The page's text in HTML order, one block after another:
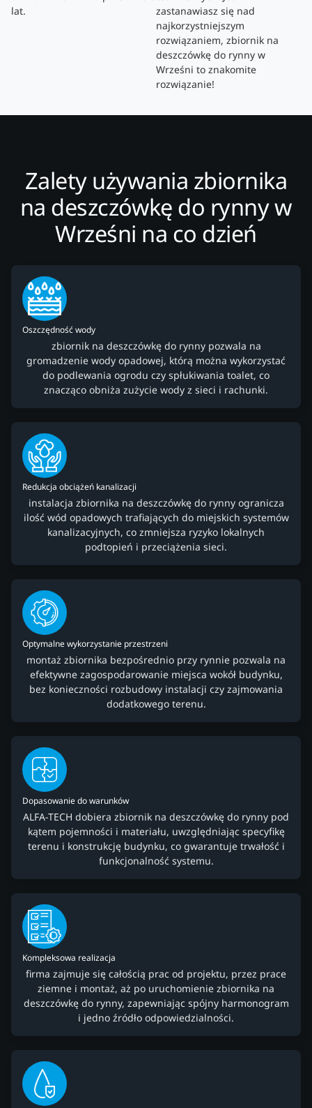
lat.
zastanawiasz się nad
najkorzystniejszym
rozwiązaniem, zbiornik na
deszczówkę do rynny w
Wrześni to znakomite
rozwiązanie!
Zalety używania zbiornika
na deszczówkę do rynny w
Wrześni na co dzień
Oszczędność wody
zbiornik na deszczówkę do rynny pozwala na
gromadzenie wody opadowej, którą można wykorzystać
do podlewania ogrodu czy spłukiwania toalet, co
znacząco obniża zużycie wody z sieci i rachunki.
Redukcja obciążeń kanalizacji
instalacja zbiornika na deszczówkę do rynny ogranicza
ilość wód opadowych trafiających do miejskich systemów
kanalizacyjnych, co zmniejsza ryzyko lokalnych
podtopień i przeciążenia sieci.
Optymalne wykorzystanie przestrzeni
montaż zbiornika bezpośrednio przy rynnie pozwala na
efektywne zagospodarowanie miejsca wokół budynku,
bez konieczności rozbudowy instalacji czy zajmowania
dodatkowego terenu.
Dopasowanie do warunków
ALFA-TECH dobiera zbiornik na deszczówkę do rynny pod
kątem pojemności i materiału, uwzględniając specyfikę
terenu i konstrukcję budynku, co gwarantuje trwałość i
funkcjonalność systemu.
Kompleksowa realizacja
firma zajmuje się całością prac od projektu, przez prace
ziemne i montaż, aż po uruchomienie zbiornika na
deszczówkę do rynny, zapewniając spójny harmonogram
i jedno źródło odpowiedzialności.